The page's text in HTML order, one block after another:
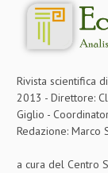
EUROPEA
CIVILE
TRIBUTARIA
PENALE
Rivista scientifica
2013 - Direttore:
Giglio -
Redazione: Marco
a cura del Centro